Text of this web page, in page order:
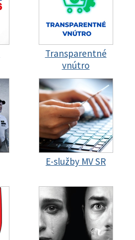
Transparentné
vnútro
E-služby MV SR